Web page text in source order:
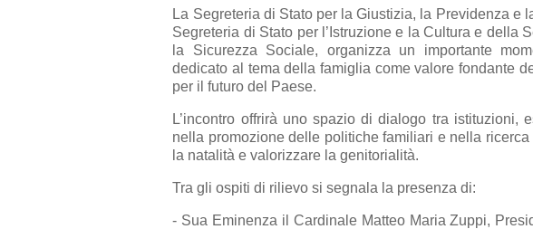
La Segreteria di Stato per la Giustizia, la Previdenza e
Segreteria di Stato per l’Istruzione e la Cultura e della
la Sicurezza Sociale, organizza un importante
dedicato al tema della famiglia come valore fondante
per il futuro del Paese.
L’incontro offrirà uno spazio di dialogo tra istituzioni,
nella promozione delle politiche familiari e nella
la natalità e valorizzare la genitorialità.
Tra gli ospiti di rilievo si segnala la presenza di:
- Sua Eminenza il Cardinale Matteo Maria Zuppi,